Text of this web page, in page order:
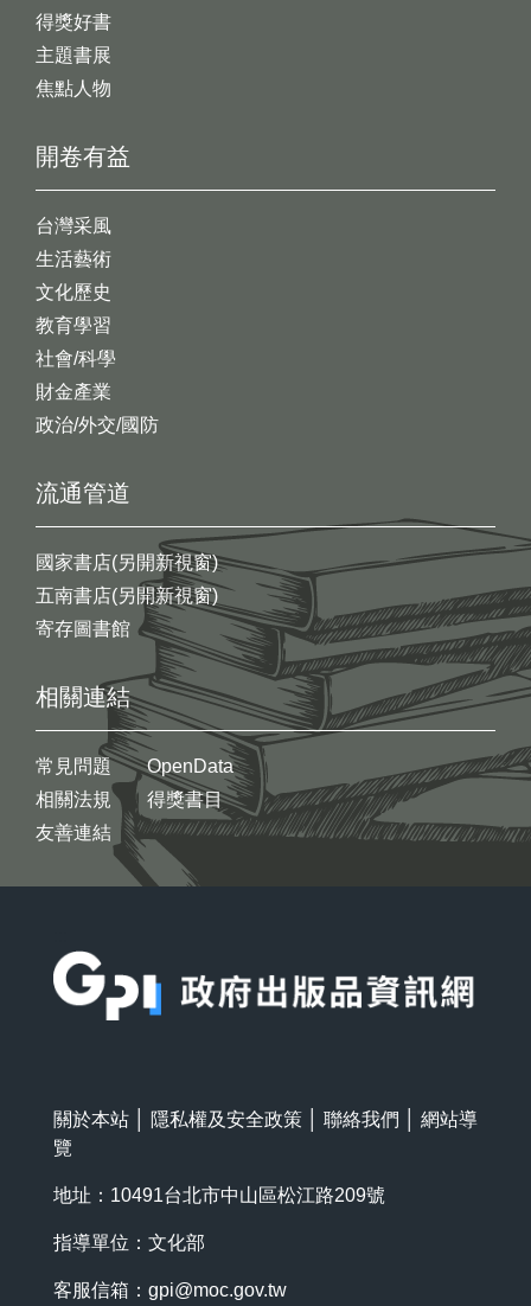
開卷有益
台灣采風
生活藝術
文化歷史
教育學習
社會/科學
財金產業
政治/外交/國防
得獎好書
主題書展
焦點人物
流通管道
國家書店(另開新視窗)
五南書店(另開新視窗)
寄存圖書館
相關連結
常見問題
相關法規
友善連結
OpenData
得獎書目
關於本站 隱私權及安全政策 聯絡我們
網站導
覽
地址：10491台北市中山區松江路209號
指導單位：文化部
客服信箱： gpi@moc.gov.tw